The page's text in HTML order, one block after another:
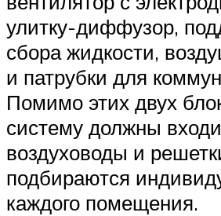
улитку-диффузор,
сбора жидкости,
и патрубки для
Помимо этих двух
систему должны
воздуховоды и
подбираются
каждого помещения.